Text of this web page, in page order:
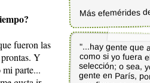
fueron las
Y
mi parte...
Más efemérides
"...hay gente que
como si yo fuera
selección; o sea,
gente en París, por
una fiesta se me
Pájaro, se fueron